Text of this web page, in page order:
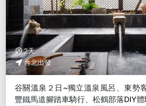
2天
台北出發
谷關溫泉２日~獨立溫泉風呂、東勢
豐鐵馬道腳踏車騎行、松鶴部落DIY